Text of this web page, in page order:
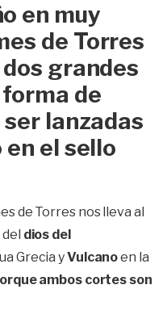
en muy
de Torres
grandes
de
ser lanzadas
el sello
de Torres nos lleva al
dios del
Grecia yVulcanoen la
ambos cortes son